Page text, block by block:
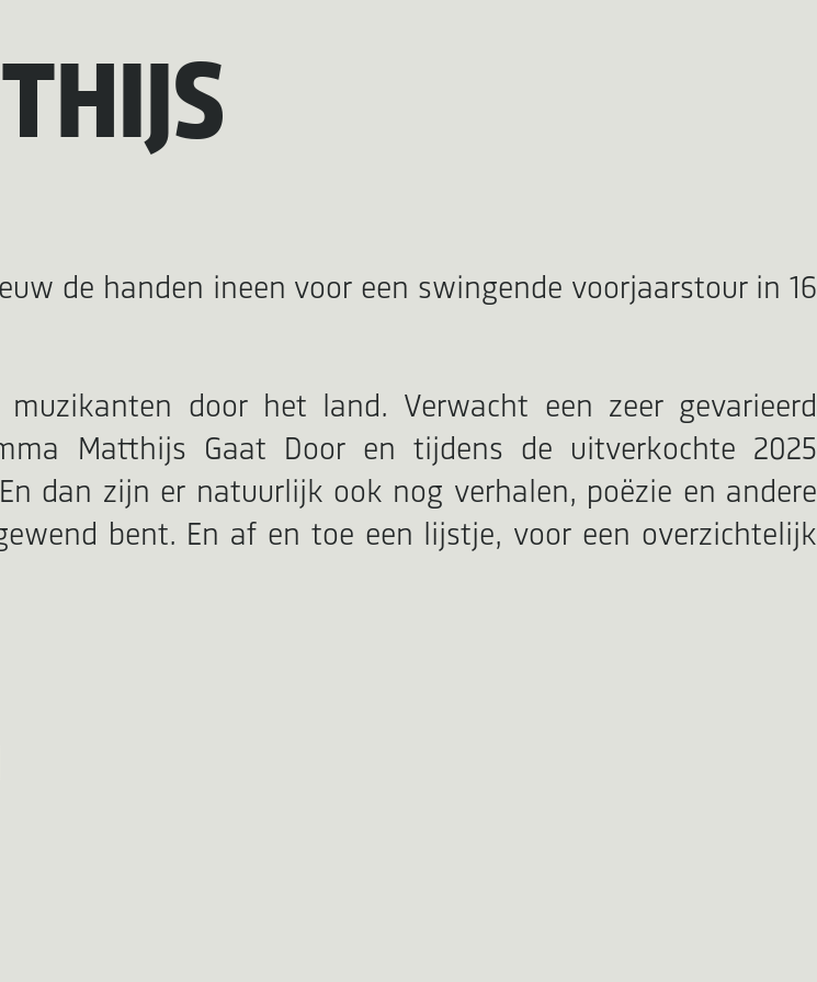
de handen ineen voor een swingende voorjaarstour in 16
door het land. Verwacht een zeer gevarieerd
Matthijs Gaat Door en tijdens de uitverkochte 2025
dan zijn er natuurlijk ook nog verhalen, poëzie en andere
bent. En af en toe een lijstje, voor een overzichtelijk